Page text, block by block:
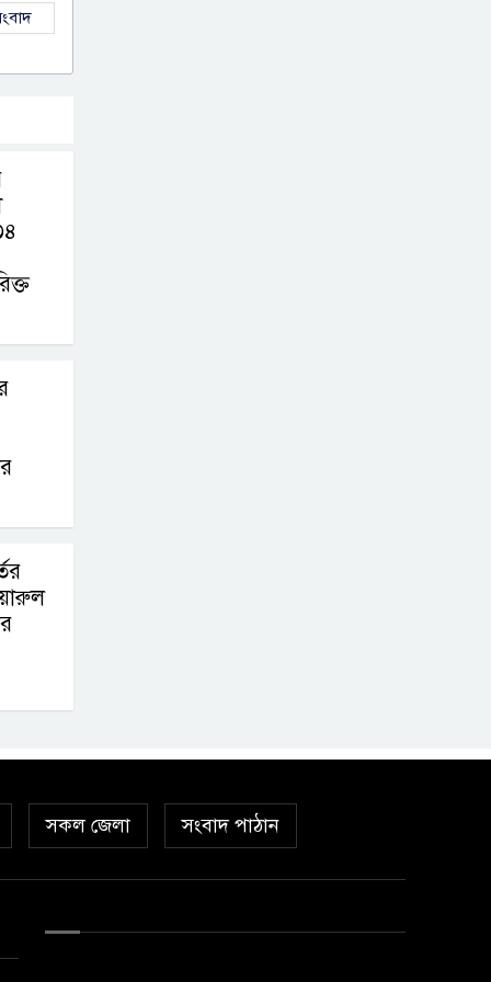
সকল জেলা সংবাদ পাঠান